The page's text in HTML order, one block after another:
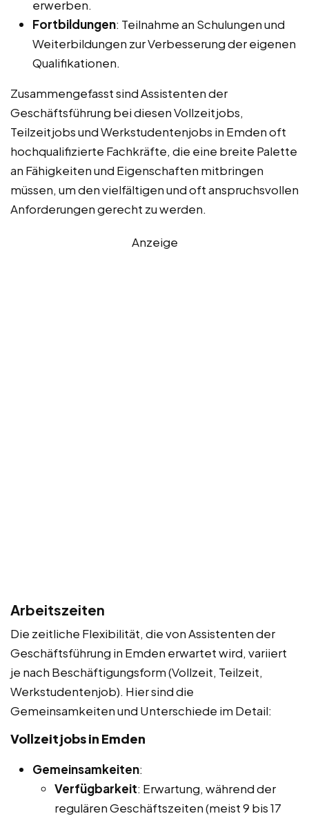
erwerben.
Fortbildungen: Teilnahme an Schulungen und
Weiterbildungen zur Verbesserung der eigenen
Qualifikationen.
Zusammengefasst sind Assistenten der
Geschäftsführung bei diesen Vollzeitjobs,
Teilzeitjobs und Werkstudentenjobs in Emden oft
hochqualifizierte Fachkräfte, die eine breite Palette
an Fähigkeiten und Eigenschaften mitbringen
müssen, um den vielfältigen und oft anspruchsvollen
Anforderungen gerecht zu werden.
Anzeige
Arbeitszeiten
Die zeitliche Flexibilität, die von Assistenten der
Geschäftsführung in Emden erwartet wird, variiert
je nach Beschäftigungsform (Vollzeit, Teilzeit,
Werkstudentenjob). Hier sind die
Gemeinsamkeiten und Unterschiede im Detail:
Vollzeitjobs in Emden
Gemeinsamkeiten:
Verfügbarkeit: Erwartung, während der
regulären Geschäftszeiten (meist 9 bis 17